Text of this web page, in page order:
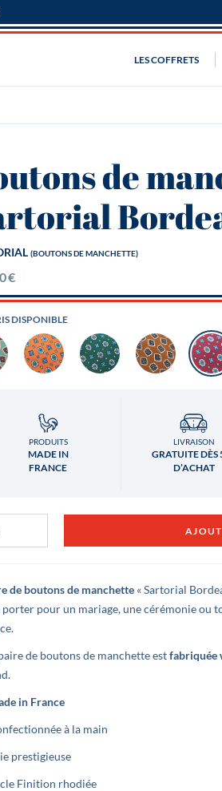
LES COFFRETS
et trés belle
de
(BOUTONS DE MANCHETTE)
€
DISPONIBLE
PRODUITS
MADE IN
FRANCE
LIVRAISON
GRATUITE DÈS
D’ACHAT
de boutons de manchette« Sartorial
porter pour un mariage, une cérémonie ou
de boutons de manchette estfabriquée
in France
à la main
prestigieuse
Finition rhodiée